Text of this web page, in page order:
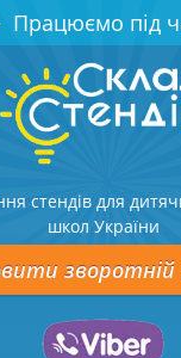
Працюємо під
стендів для
школ України
зворотній